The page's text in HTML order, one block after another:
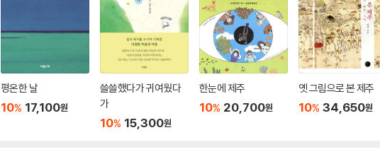
평온한 날
10% 17,100원
쓸쓸했다가 귀여웠다
가
10% 15,300원
한눈에 제주
10% 20,700원
옛 그림으로 본 제주
10% 34,650원